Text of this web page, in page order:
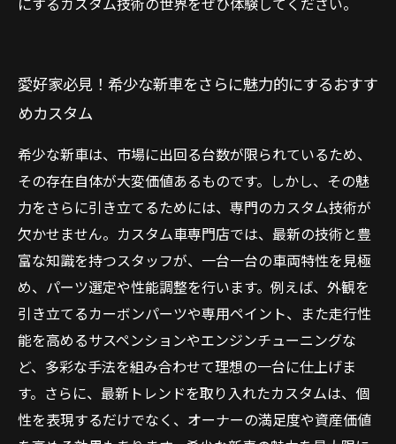
愛好家必見！希少な新車をさらに魅力的にするおすす
めカスタム
希少な新車は、市場に出回る台数が限られているため、
その存在自体が大変価値あるものです。しかし、その魅
力をさらに引き立てるためには、専門のカスタム技術が
欠かせません。カスタム車専門店では、最新の技術と豊
富な知識を持つスタッフが、一台一台の車両特性を見極
め、パーツ選定や性能調整を行います。例えば、外観を
引き立てるカーボンパーツや専用ペイント、また走行性
能を高めるサスペンションやエンジンチューニングな
ど、多彩な手法を組み合わせて理想の一台に仕上げま
す。さらに、最新トレンドを取り入れたカスタムは、個
性を表現するだけでなく、オーナーの満足度や資産価値